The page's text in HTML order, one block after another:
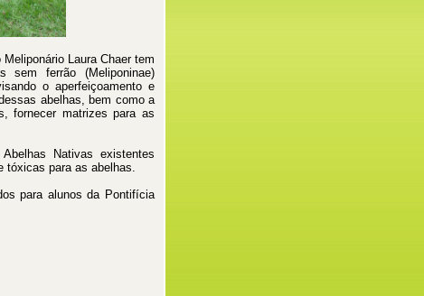
Laura Chaer tem
sem ferrão (Meliponinae)
o aperfeiçoamento e
abelhas, bem como a
fornecer matrizes para as
Nativas existentes
tóxicas para as abelhas.
para alunos da Pontifícia